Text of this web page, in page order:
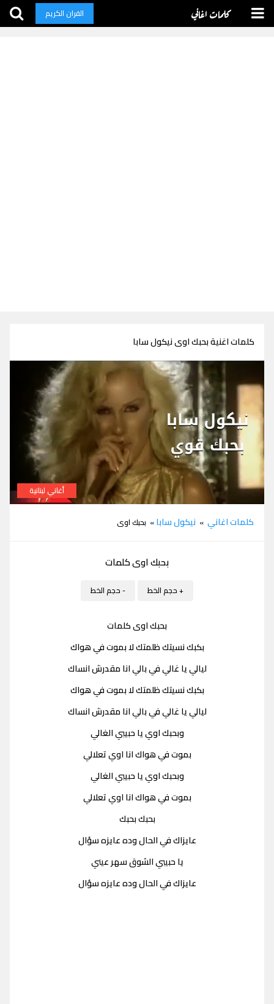
كلمات اغاني القران الكريم
كلمات اغنية بحبك اوى نيكول سابا
أغاني لبنانية
كلمات اغاني » نيكول سابا» بحبك اوى
بحبك اوى كلمات
+ حجم الخط - حجم الخط
بحبك اوى كلمات
بكبك نسيتك ظلمتك لا بموت في هواك
ليالي يا غالي في بالي انا مقدرش انساك
بكبك نسيتك ظلمتك لا بموت في هواك
ليالي يا غالي في بالي انا مقدرش انساك
وبحبك اوي يا حبيبي الغالي
بموت في هواك انا اوي تعلالي
وبحبك اوي يا حبيبي الغالي
بموت في هواك انا اوي تعلالي
بحبك بحبك
عايزاك في الحال وده عايزه سؤال
يا حبيبي الشوق سهر عيني
عايزاك في الحال وده عايزه سؤال